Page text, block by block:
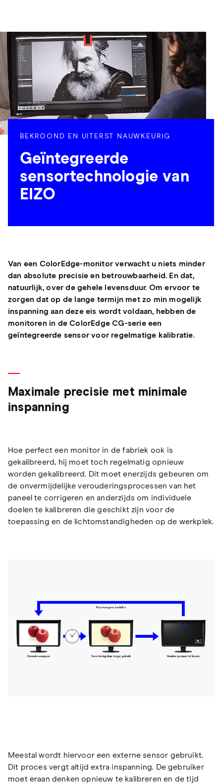
BEKROOND EN UITERST NAUWKEURIG
Geïntegreerde
sensortechnologie van
EIZO
Van een ColorEdge-monitor verwacht u niets minder
dan absolute precisie en betrouwbaarheid. En dat,
natuurlijk, over de gehele levensduur. Om ervoor te
zorgen dat op de lange termijn met zo min mogelijk
inspanning aan deze eis wordt voldaan, hebben de
monitoren in de ColorEdge CG-serie een
geïntegreerde sensor voor regelmatige kalibratie.
Maximale precisie met minimale
inspanning
Hoe perfect een monitor in de fabriek ook is
gekalibreerd, hij moet toch regelmatig opnieuw
worden gekalibreerd. Dit moet enerzijds gebeuren om
de onvermijdelijke verouderingsprocessen van het
paneel te corrigeren en anderzijds om individuele
doelen te kalibreren die geschikt zijn voor de
toepassing en de lichtomstandigheden op de werkplek.
Meestal wordt hiervoor een externe sensor gebruikt.
Dit proces vergt altijd extra inspanning. De gebruiker
moet eraan denken opnieuw te kalibreren en de tijd